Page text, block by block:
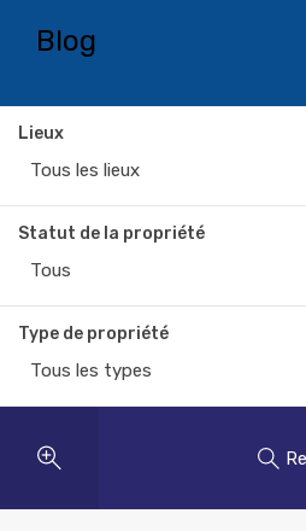
Blog
Lieux
Tous les lieux
Statut de la propriété
Tous
Type de propriété
Tous les types